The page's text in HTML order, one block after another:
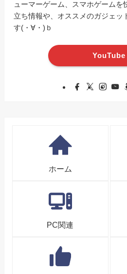
ューマーゲーム、スマホゲーム
立ち情報や、オススメのガジェッ
す(・∀・)ｂ
YouTube
ホーム
PC関連